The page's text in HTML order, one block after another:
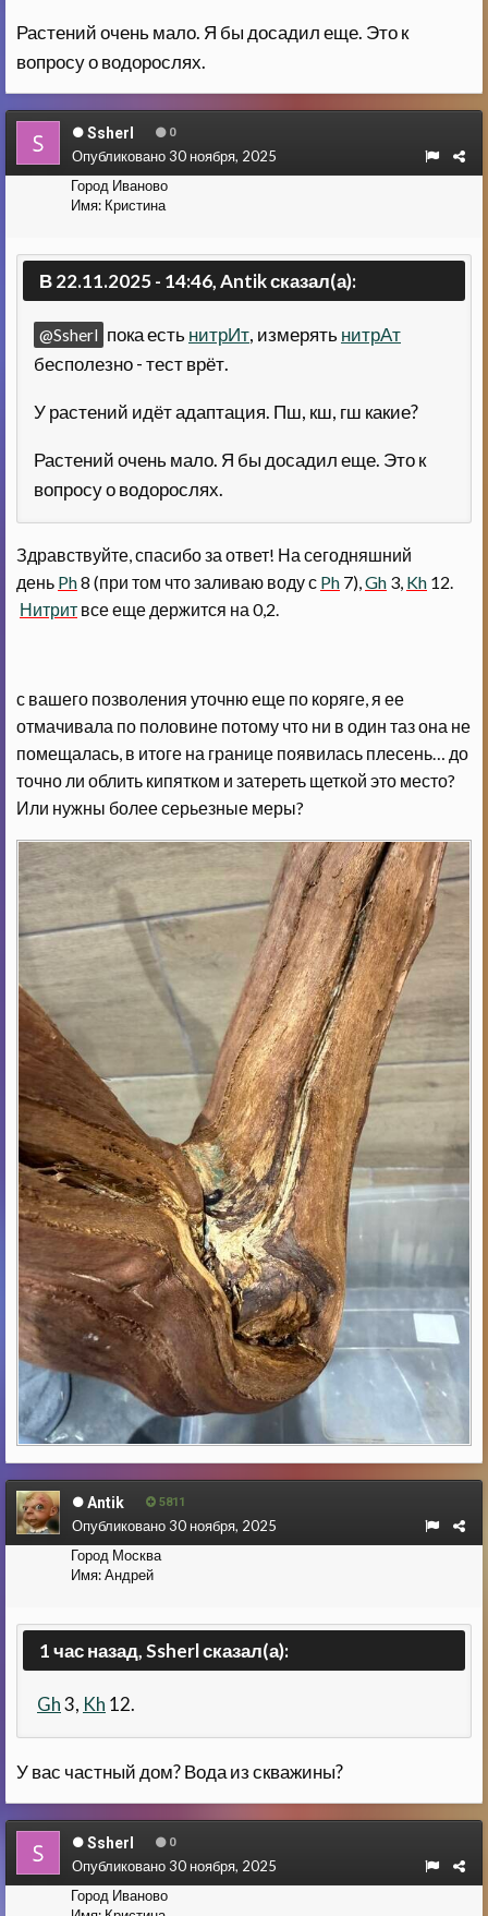
Растений очень мало. Я бы досадил еще. Это к
вопросу о водорослях.
Ssherl 0
Город Иваново
Имя: Кристина
Опубликовано30 ноября, 2025
В 22.11.2025 - 14:46, Antik сказал(а):
@Ssherl пока естьнитрИт, измерятьнитрАт
бесполезно - тест врёт.
У растений идёт адаптация. Пш, кш, гш какие?
Растений очень мало. Я бы досадил еще. Это к
вопросу о водорослях.
Здравствуйте, спасибо за ответ! На сегодняшний
день Ph8 (при том что заливаю воду с Ph 7),Gh 3, Kh 12.
Нитрит все еще держится на 0,2.
с вашего позволения уточню еще по коряге, я ее
отмачивала по половине потому что ни в один таз она не
помещалась, в итоге на границе появилась плесень… до
точно ли облить кипятком и затереть щеткой это место?
Или нужны более серьезные меры?
Antik 5811
Город Москва
Имя:Андрей
Опубликовано30 ноября, 2025
1 час назад, Ssherl сказал(а):
Gh3, Kh 12.
У вас частный дом? Вода из скважины?
Ssherl 0
Город Иваново
Опубликовано30 ноября, 2025